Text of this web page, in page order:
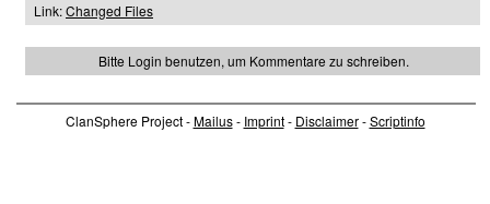
Link:Changed Files
Bitte Login benutzen, um Kommentare zu schreiben.
ClanSphere Project -Mailus- Imprint- Disclaimer-Scriptinfo